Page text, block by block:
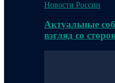
Новости России
Актуальные
взгляд со